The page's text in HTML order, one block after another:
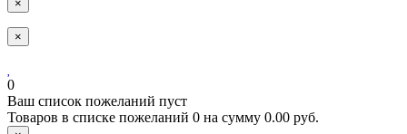
×
×
0
Ваш список пожеланий пуст
Товаров в списке пожеланий 0 на сумму 0.00 руб.